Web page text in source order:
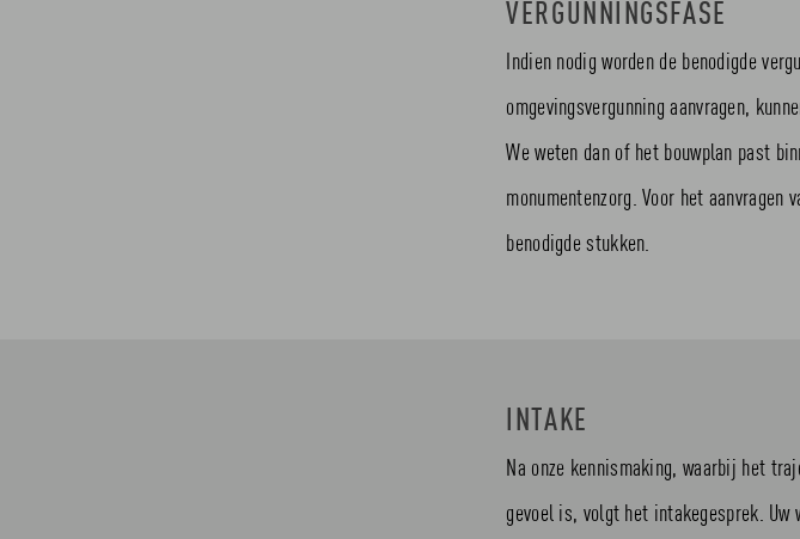
VERGUNNINGSFASE
Indien nodig worden de benodigde
omgevingsvergunning aanvragen,
We weten dan of het bouwplan past
monumentenzorg. Voor het
benodigde stukken.
INTAKE
Na onze kennismaking, waarbij het
gevoel is, volgt het intakegesprek. Uw